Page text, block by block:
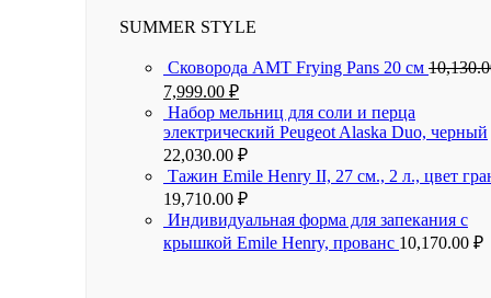
SUMMER STYLE
Сковорода AMT Frying Pans 20 см
7,999.00 ₽
Набор мельниц для соли и перца
электрический Peugeot Alaska Duo, черный
22,030.00 ₽
Тажин Emile Henry II, 27 см., 2 л., цвет
19,710.00 ₽
Индивидуальная форма для запекания с
крышкой Emile Henry, прованс 10,170.00 ₽